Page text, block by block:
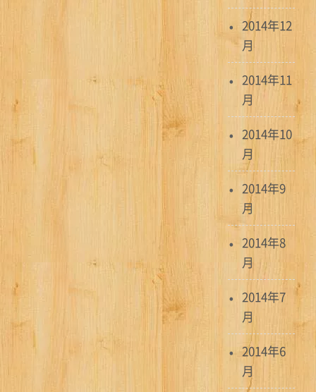
2014年12
月
2014年11
月
2014年10
月
2014年9
月
2014年8
月
2014年7
月
2014年6
月